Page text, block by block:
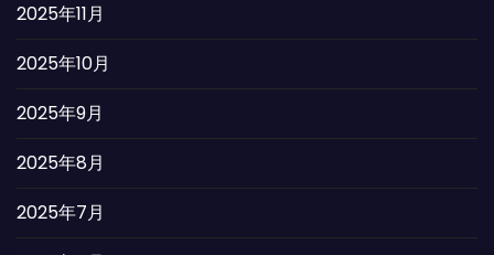
2025年11月
2025年10月
2025年9月
2025年8月
2025年7月